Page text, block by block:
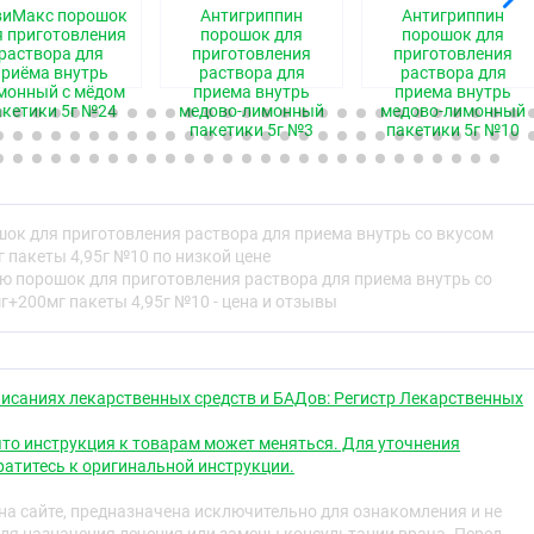
Парацетамол - 500,0 мг, Аскорбиновая кислота - 200,0 мг,
мг.
: маннитол - 3665 мг, магния цитрат - 400 мг, лимонной
мг, аспартам - 50 мг, повидон К25 - 10 мг, ароматизатор
Парацетамол - 500,0 мг, Аскорбиновая кислота - 200,0 мг,
мг.
: маннитол - 3665 мг, магния цитрат - 400 мг, лимонной
аспартам - 50 мг, повидон К25 - 10 мг, ароматизатор
раствора для приема внутрь со вкусом ромашки:
Парацетамол - 500,0 мг, Аскорбиновая кислота - 200,0 мг,
мг.
: маннитол - 3665 мг, магния цитрат - 400 мг, лимонной
аспартам - 50 мг, повидон К25 - 10 мг, экстракт
порошок
приготовления
раствора для
внутрь
с мёдом
5г №24
Антигриппин
порошок для
приготовления
раствора для
приема внутрь
медово-лимонный
пакетики 5г №3
Антигриппин
порошок для
приготовления
раствора для
приема внутрь
медово-лимонный
пакетики 5г №10
для приготовления раствора для приема внутрь со вкусом
4,95г №10 по низкой цене
порошок для приготовления раствора для приема внутрь со
пакеты 4,95г №10 - цена и отзывы
лекарственных средств и БАДов: Регистр Лекарственных
инструкция к товарам может меняться. Для уточнения
к оригинальной инструкции.
сайте, предназначена исключительно для ознакомления и не